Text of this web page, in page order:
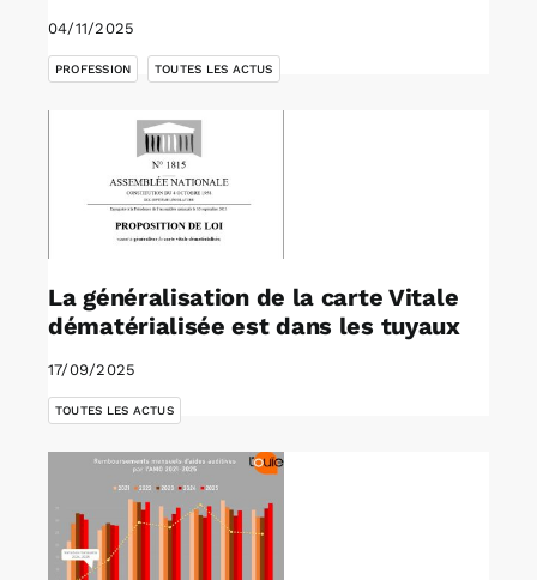
04/11/2025
PROFESSION TOUTES LES ACTUS
La généralisation de la carte Vitale
dématérialisée est dans les tuyaux
17/09/2025
TOUTES LES ACTUS